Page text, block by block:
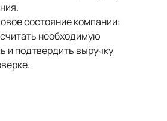
состояние компании:
необходимую
и подтвердить выручку